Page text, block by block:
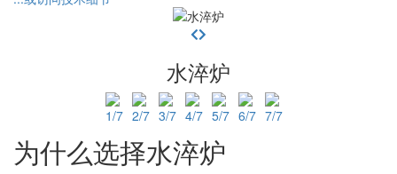
水淬炉
为什么选择水淬炉